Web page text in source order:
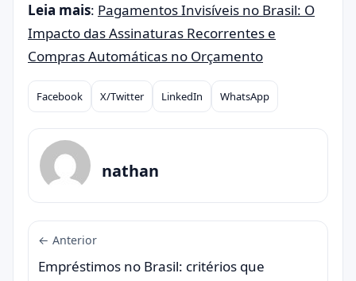
Leia mais: Pagamentos Invisíveis no Brasil: O
Impacto das Assinaturas Recorrentes e
Compras Automáticas no Orçamento
Compartilhar
Facebook X/Twitter LinkedIn WhatsApp
nathan
← Anterior
Empréstimos no Brasil: critérios que